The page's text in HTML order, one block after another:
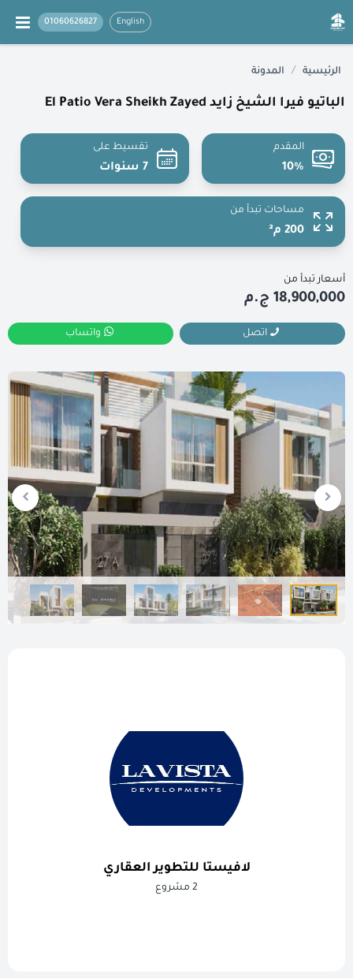
English
01060626827
الرئيسية / المدونة
الباتيو فيرا الشيخ زايد El Patio Vera Sheikh Zayed
المقدم
10%
تقسيط على
7 سنوات
مساحات تبدأ من
200 م²
أسعار تبدأ من
18,900,000 ج.م
اتصل واتساب
لافيستا للتطوير العقاري
2 مشروع